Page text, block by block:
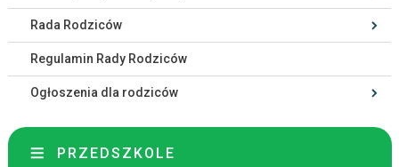
Rada Rodziców
Regulamin Rady Rodziców
Ogłoszenia dla rodziców
PRZEDSZKOLE